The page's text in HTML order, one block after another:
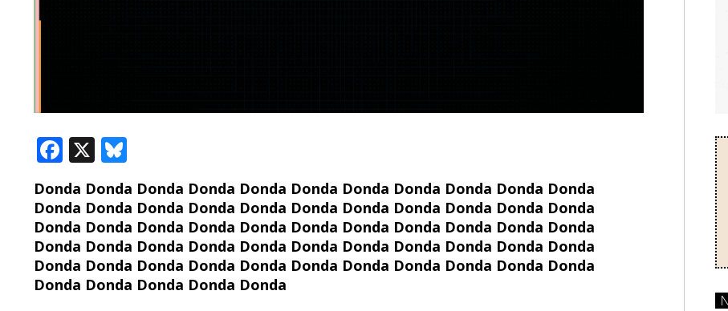
F
ac
e
b
o
o
X
u
e
sk
y
Donda Donda Donda Donda Donda Donda Donda Donda Donda Donda Donda
Donda Donda Donda Donda Donda Donda Donda Donda Donda Donda Donda
Donda Donda Donda Donda Donda Donda Donda Donda Donda Donda Donda
Donda Donda Donda Donda Donda Donda Donda Donda Donda Donda Donda
Donda Donda Donda Donda Donda Donda Donda Donda Donda Donda Donda
Donda Donda Donda Donda Donda